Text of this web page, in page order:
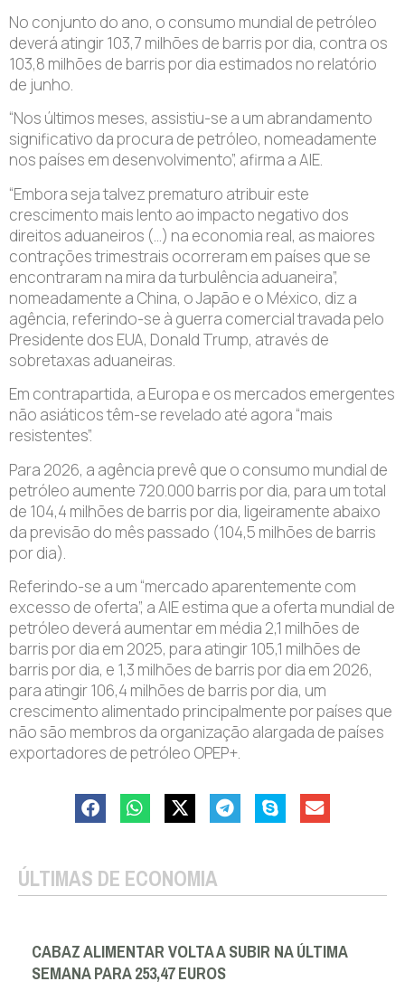
No conjunto do ano, o consumo mundial de petróleo
deverá atingir 103,7 milhões de barris por dia, contra os
103,8 milhões de barris por dia estimados no relatório
de junho.
“Nos últimos meses, assistiu-se a um abrandamento
significativo da procura de petróleo, nomeadamente
nos países em desenvolvimento”, afirma a AIE.
“Embora seja talvez prematuro atribuir este
crescimento mais lento ao impacto negativo dos
direitos aduaneiros (…) na economia real, as maiores
contrações trimestrais ocorreram em países que se
encontraram na mira da turbulência aduaneira”,
nomeadamente a China, o Japão e o México, diz a
agência, referindo-se à guerra comercial travada pelo
Presidente dos EUA, Donald Trump, através de
sobretaxas aduaneiras.
Em contrapartida, a Europa e os mercados emergentes
não asiáticos têm-se revelado até agora “mais
resistentes”.
Para 2026, a agência prevê que o consumo mundial de
petróleo aumente 720.000 barris por dia, para um total
de 104,4 milhões de barris por dia, ligeiramente abaixo
da previsão do mês passado (104,5 milhões de barris
por dia).
Referindo-se a um “mercado aparentemente com
excesso de oferta”, a AIE estima que a oferta mundial de
petróleo deverá aumentar em média 2,1 milhões de
barris por dia em 2025, para atingir 105,1 milhões de
barris por dia, e 1,3 milhões de barris por dia em 2026,
para atingir 106,4 milhões de barris por dia, um
crescimento alimentado principalmente por países que
não são membros da organização alargada de países
exportadores de petróleo OPEP+.
ÚLTIMAS DE ECONOMIA
CABAZ ALIMENTAR VOLTA A SUBIR NA ÚLTIMA
SEMANA PARA 253,47 EUROS